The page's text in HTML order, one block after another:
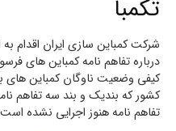
تکمبا
شرکت کمباين سازي ايران اقدام
درباره تفاهم نامه کمباین های
کیفی وضعیت ناوگان کمباین های
کشور که بندیک و بند سه تفاهم
تفاهم نامه هنوز اجرایی نشده